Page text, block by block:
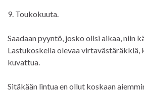
9. Toukokuuta.
Saadaan pyyntö, josko olisi aikaa, niin
Lastukoskella olevaa virtavästäräkkiä,
kuvattua.
Sitäkään lintua en ollut koskaan